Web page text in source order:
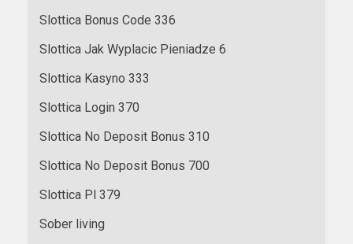
Slottica Bonus Code 336
Slottica Jak Wyplacic Pieniadze 6
Slottica Kasyno 333
Slottica Login 370
Slottica No Deposit Bonus 310
Slottica No Deposit Bonus 700
Slottica Pl 379
Sober living